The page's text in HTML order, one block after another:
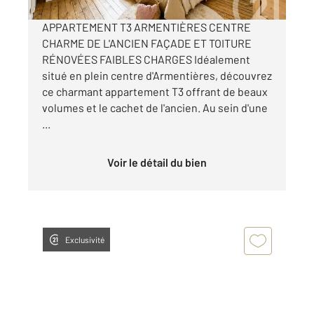
APPARTEMENT T3 ARMENTIÈRES CENTRE
CHARME DE L'ANCIEN FAÇADE ET TOITURE
RÉNOVÉES FAIBLES CHARGES Idéalement
situé en plein centre d'Armentières, découvrez
ce charmant appartement T3 offrant de beaux
volumes et le cachet de l'ancien. Au sein d'une
...
Voir le détail du bien
Exclusivité